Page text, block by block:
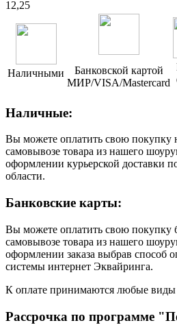
12,25
Наличными
Банковской картой
МИР/VISA/Mastercard
Наличные:
Вы можете оплатить свою покупку
самовывозе товара из нашего
оформлении курьерской доставки
области.
Банковские карты:
Вы можете оплатить свою покупку
самовывозе товара из нашего
оформлении заказа выбрав способ
системы интернет Эквайринга.
К оплате принимаются любые виды
Рассрочка по программе